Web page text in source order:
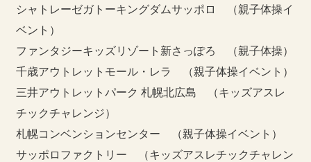
シャトレーゼガトーキングダムサッポロ （親子体操イ
ベント）
ファンタジーキッズリゾート新さっぽろ （親子体操）
千歳アウトレットモール・レラ （親子体操イベント）
三井アウトレットパーク 札幌北広島 （キッズアスレ
チックチャレンジ）
札幌コンベンションセンター （親子体操イベント）
サッポロファクトリー （キッズアスレチックチャレン